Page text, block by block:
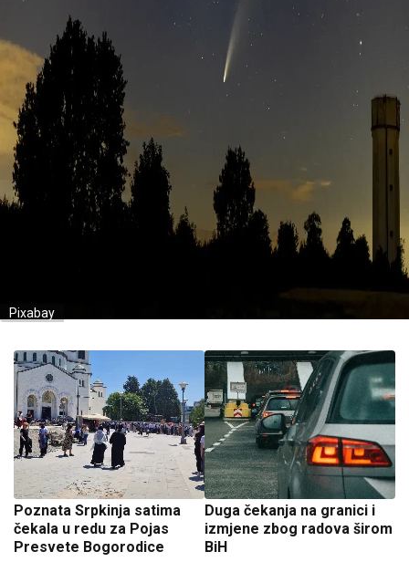
Pixabay
Poznata Srpkinja satima
čekala u redu za Pojas
Presvete Bogorodice
Duga čekanja na granici i
izmjene zbog radova širom
BiH